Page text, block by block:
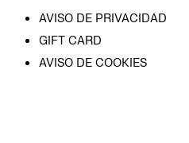
AVISO DE PRIVACIDAD
GIFT CARD
AVISO DE COOKIES